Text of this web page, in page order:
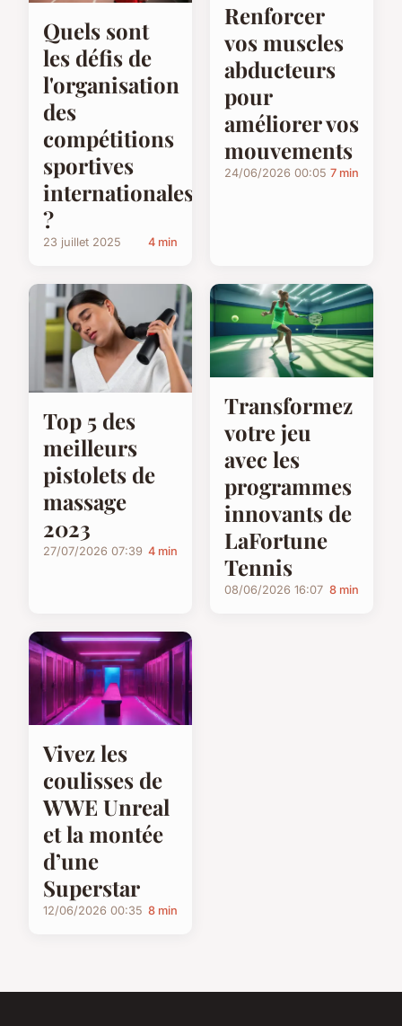
Quels sont
les défis de
l'organisation
des
compétitions
sportives
internationales
?
23 juillet 2025 4 min
Renforcer
vos muscles
abducteurs
pour
améliorer vos
mouvements
24/06/2026 00:05 7 min
Top 5 des
meilleurs
pistolets de
massage
2023
27/07/2026 07:39 4 min
Transformez
votre jeu
avec les
programmes
innovants de
LaFortune
Tennis
08/06/2026 16:07 8 min
Vivez les
coulisses de
WWE Unreal
et la montée
d’une
Superstar
12/06/2026 00:35 8 min